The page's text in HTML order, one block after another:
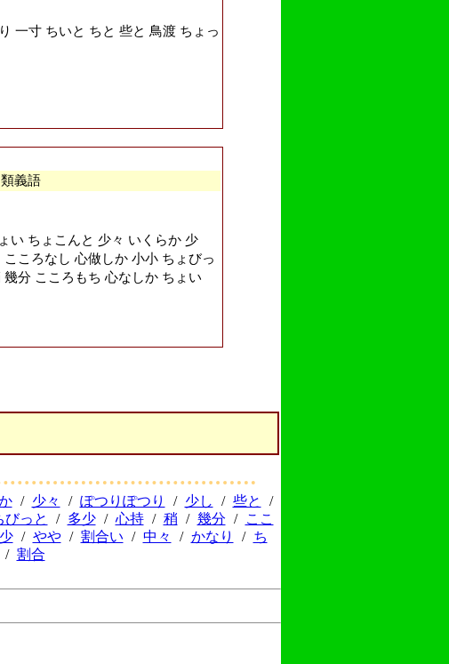
一寸 ちいと ちと 些と 鳥渡 ちょっ
類義語
い ちょこんと 少々 いくらか 少
ころなし 心做しか 小小 ちょびっ
分 こころもち 心なしか ちょい
/ 少々 / ぽつりぽつり / 少し / 些と
/
びっと / 多少 / 心持 / 稍 / 幾分 /
ここ
/ やや / 割合い / 中々 / かなり /
ち
/ 割合